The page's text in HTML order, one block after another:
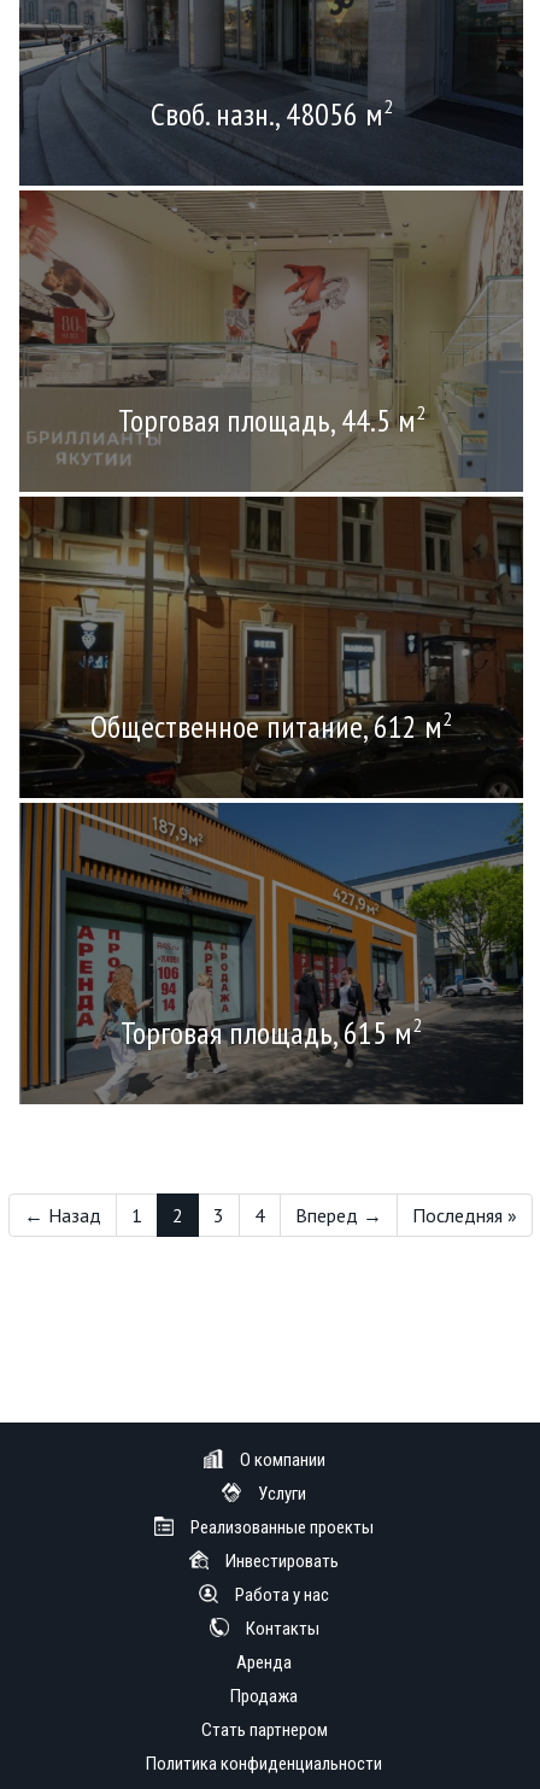
Своб. назн., 48056 м2
Торговая площадь, 44.5 м2
Общественное питание, 612 м2
Торговая площадь, 615 м2
← Назад 1 2 3 4 Вперед → Последняя »
О компании
Услуги
Реализованные проекты
Инвестировать
Работа у нас
Контакты
Аренда
Продажа
Стать партнером
Политика конфиденциальности